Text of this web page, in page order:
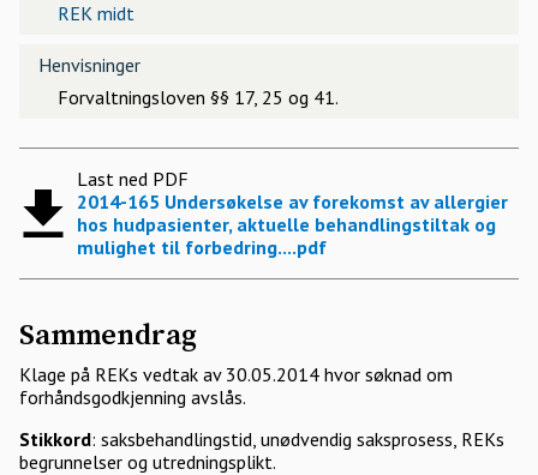
REK midt
Henvisninger
Forvaltningsloven §§ 17, 25 og 41.
Last ned PDF
2014-165 Undersøkelse av forekomst av allergier
hos hudpasienter, aktuelle behandlingstiltak og
mulighet til forbedring....pdf
Sammendrag
Klage på REKs vedtak av 30.05.2014 hvor søknad om
forhåndsgodkjenning avslås.
Stikkord: saksbehandlingstid, unødvendig saksprosess, REKs
begrunnelser og utredningsplikt.